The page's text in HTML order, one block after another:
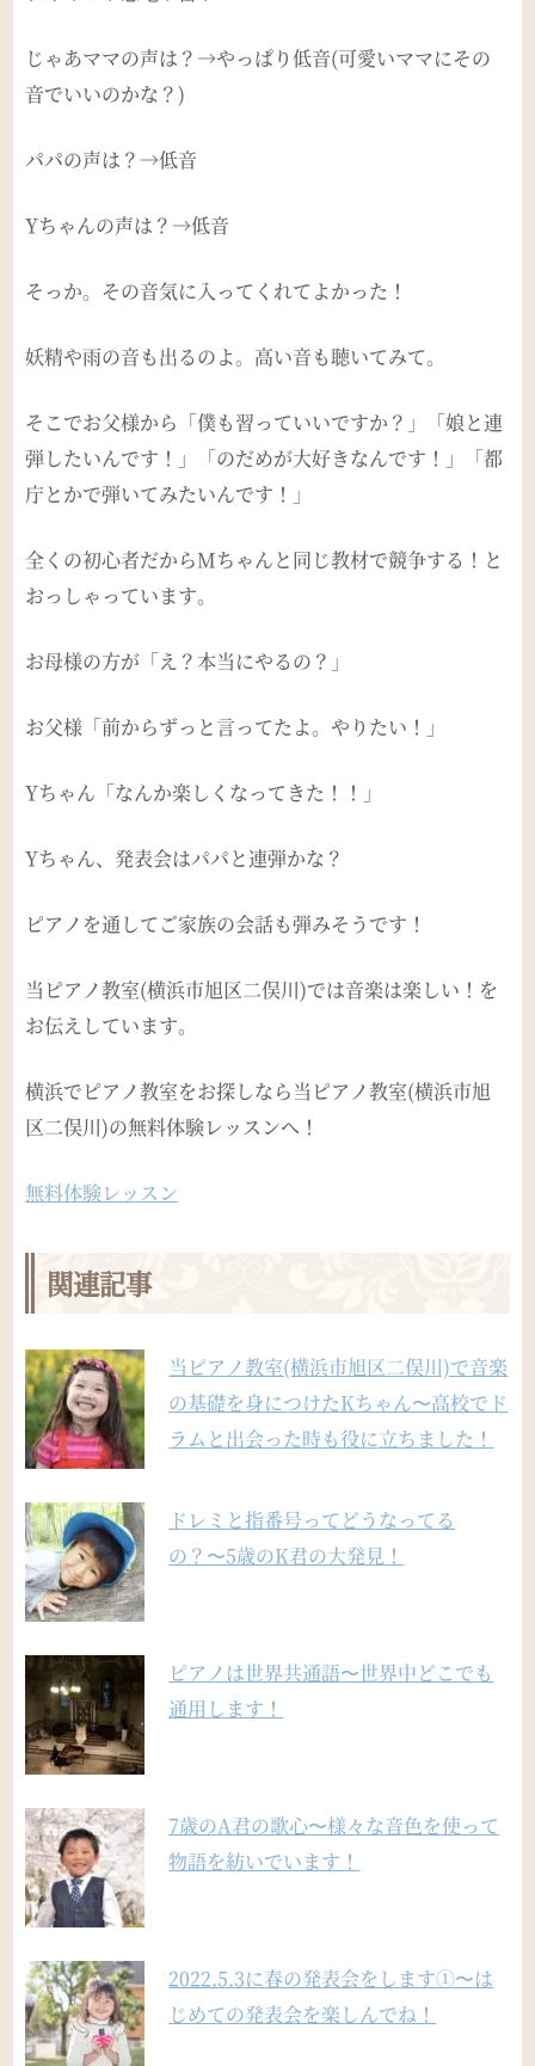
じゃあママの声は？→やっぱり低音(可愛いママにその
音でいいのかな？)
パパの声は？→低音
Yちゃんの声は？→低音
そっか。その音気に入ってくれてよかった！
妖精や雨の音も出るのよ。高い音も聴いてみて。
そこでお父様から「僕も習っていいですか？」「娘と連
弾したいんです！」「のだめが大好きなんです！」「都
庁とかで弾いてみたいんです！」
全くの初心者だからMちゃんと同じ教材で競争する！と
おっしゃっています。
お母様の方が「え？本当にやるの？」
お父様「前からずっと言ってたよ。やりたい！」
Yちゃん「なんか楽しくなってきた！！」
Yちゃん、発表会はパパと連弾かな？
ピアノを通してご家族の会話も弾みそうです！
当ピアノ教室(横浜市旭区二俣川)では音楽は楽しい！を
お伝えしています。
横浜でピアノ教室をお探しなら当ピアノ教室(横浜市旭
区二俣川)の無料体験レッスンへ！
無料体験レッスン
関連記事
当ピアノ教室(横浜市旭区二俣川)で音楽
の基礎を身につけたKちゃん〜高校でド
ラムと出会った時も役に立ちました！
ドレミと指番号ってどうなってる
の？〜5歳のK君の大発見！
ピアノは世界共通語〜世界中どこでも
通用します！
7歳のA君の歌心〜様々な音色を使って
物語を紡いでいます！
2022.5.3に春の発表会をします①〜は
じめての発表会を楽しんでね！